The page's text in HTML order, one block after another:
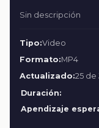
Sin descripción
Tipo:Video
Formato:MP4
Actualizado:25 de
Duración:
Apendizaje